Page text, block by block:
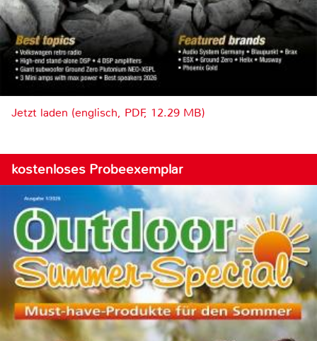
Jetzt laden (englisch, PDF, 12.29 MB)
kostenloses Probeexemplar